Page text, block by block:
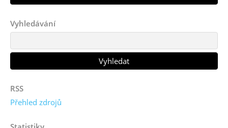
Vyhledávání
RSS
Přehled zdrojů